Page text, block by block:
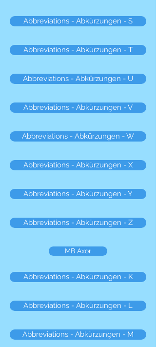
Abbreviations - Abkürzungen - S
Abbreviations - Abkürzungen - T
Abbreviations - Abkürzungen - U
Abbreviations - Abkürzungen - V
Abbreviations - Abkürzungen - W
Abbreviations - Abkürzungen - X
Abbreviations - Abkürzungen - Y
Abbreviations - Abkürzungen - Z
MB Axor
Abbreviations - Abkürzungen - K
Abbreviations - Abkürzungen - L
Abbreviations - Abkürzungen - M